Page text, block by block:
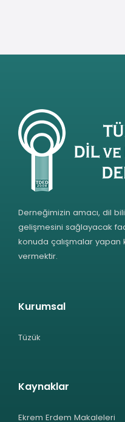
Derneğimizin amacı, dil
gelişmesini sağlayacak
konuda çalışmalar yapan
vermektir.
Kurumsal
Tüzük
Kaynaklar
Ekrem Erdem Makaleleri